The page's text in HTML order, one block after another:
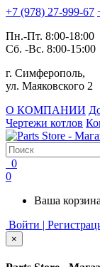
+7 (978) 27-999-67
Пн.-Пт. 8:00-18:00
Сб. -Вс. 8:00-15:00
г. Симферополь,
ул. Маяковского 2
О КОМПАНИИ
Чертежи котлов
0
0
Ваша
Войти |
×